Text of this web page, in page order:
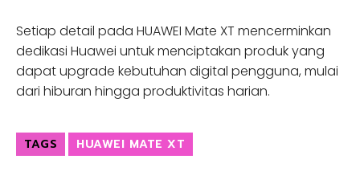
Setiap detail pada HUAWEI Mate XT mencerminkan
dedikasi Huawei untuk menciptakan produk yang
dapat upgrade kebutuhan digital pengguna, mulai
dari hiburan hingga produktivitas harian.
TAGS HUAWEI MATE XT